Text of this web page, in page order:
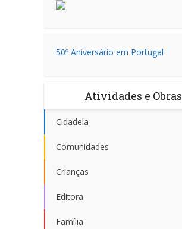
50º Aniversário em Portugal
Atividades e Obras
Cidadela
Comunidades
Crianças
Editora
Família